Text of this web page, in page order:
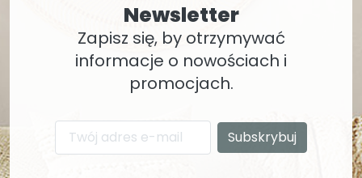
Newsletter
Zapisz się, by otrzymywać
informacje o nowościach i
promocjach.